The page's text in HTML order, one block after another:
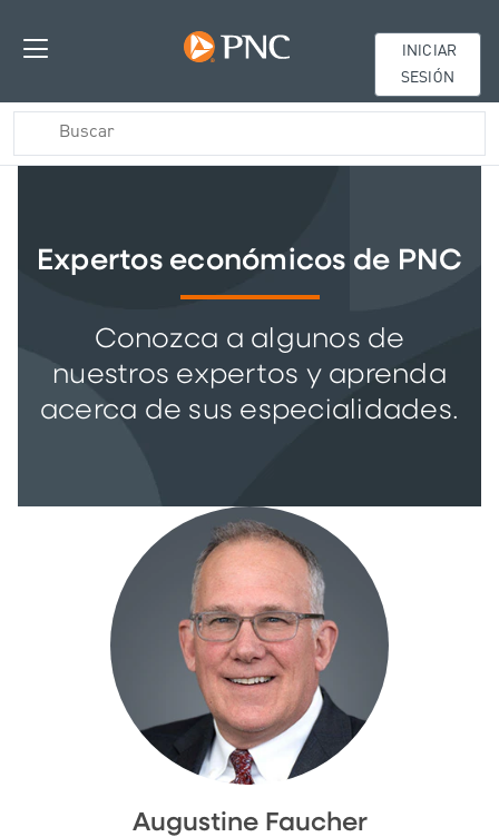
INICIAR
SESIÓN
Expertos económicos de PNC
Conozca a algunos de
nuestros expertos y aprenda
acerca de sus especialidades.
Augustine Faucher